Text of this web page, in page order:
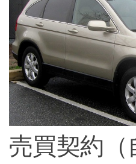
売買契約（